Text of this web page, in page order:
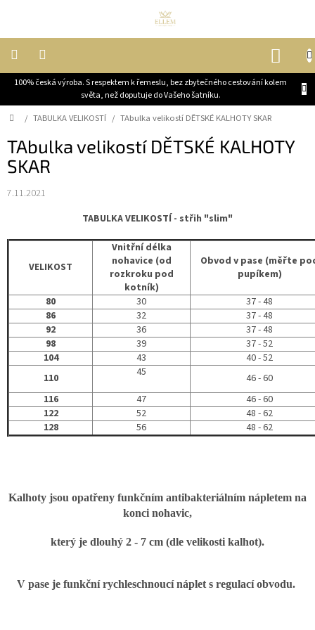
100% česká výroba. S respektem k řemeslu, bez zbytečného cestování kolem
světa, než doputuje do Vašeho šatníku.
DĚTI
ŽENY
MUŽI
SLEVY
BLOG
O
NÁS
Přihlášení
Domů
/ TABULKA VELIKOSTÍ / TAbulka velikostí DĚTSKÉ KALHOTY SKAR
TAbulka velikostí DĚTSKÉ KALHOTY
SKAR
7.11.2021
TABULKA VELIKOSTÍ - střih "slim"
VELIKOST
Vnitřní délka
nohavice (od
rozkroku pod
kotník)
Obvod v pase (měřte
pupíkem)
80
30
37 - 48
86
32
37 - 48
92
36
37 - 48
98
39
37 - 52
104
43
40 - 52
110
45
46 - 60
116
47
46 - 60
122
52
48 - 62
128
56 48 - 62
Kalhoty jsou opatřeny funkčním antibakteriálním nápletem na
konci nohavic,
který je dlouhý 2 - 7 cm (dle velikosti kalhot).
V pase je funkční rychleschnoucí náplet s regulací obvodu.